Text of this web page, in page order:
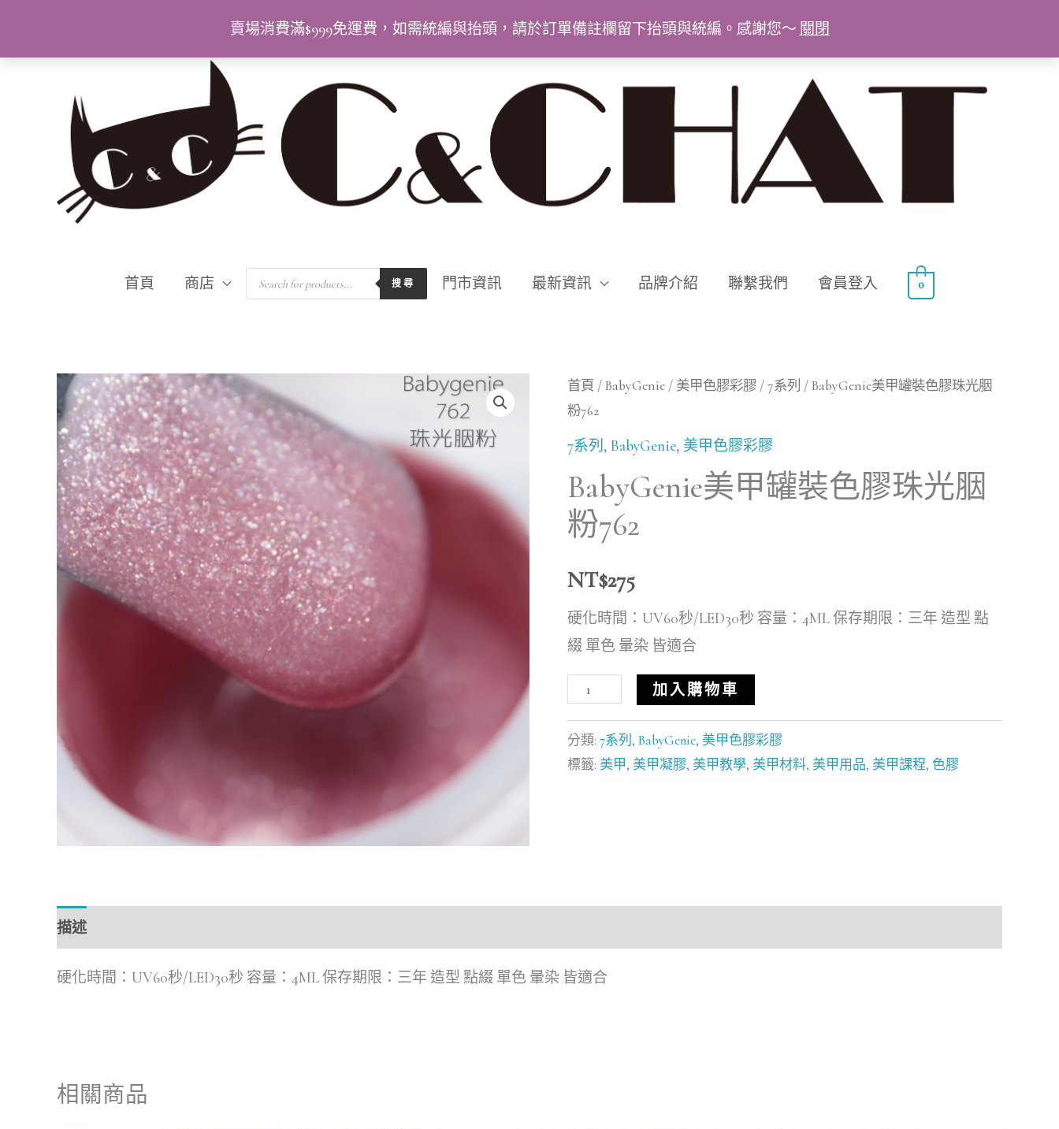
賣場消費滿$999免運費，如需統編與抬頭，請於訂單備註欄留下抬頭與統編。感謝您～ 關閉
首頁 商店
Products
search
搜尋 門市資訊 最新資訊 品牌介紹 聯繫我們 會員登入 0
首頁 /BabyGenie / 美甲色膠彩膠 /7系列 / BabyGenie美甲罐裝色膠珠光胭
粉762
7系列 , BabyGenie, 美甲色膠彩膠
BabyGenie美甲罐裝色膠珠光胭
粉762
NT$275
硬化時間：UV60秒/LED30秒 容量：4ML 保存期限：三年 造型 點
綴 單色 暈染 皆適合
BabyGenie
美
甲
裝
色
珠
光
胭
數
量
加入購物車
分類: 7系列 , BabyGenie, 美甲色膠彩膠
標籤: 美甲, 美甲凝膠, 美甲教學, 美甲材料, 美甲用品, 美甲課程, 色膠
描述
硬化時間：UV60秒/LED30秒 容量：4ML 保存期限：三年 造型 點綴 單色 暈染 皆適合
相關商品